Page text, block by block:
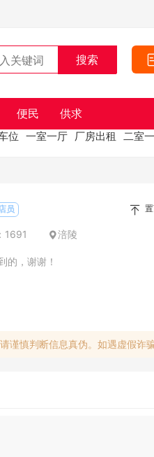
便民 供求
位 一室一厅 厂房出租 二室
员
1691 涪陵
的，谢谢！
谨慎判断信息真伪。如遇虚假诈